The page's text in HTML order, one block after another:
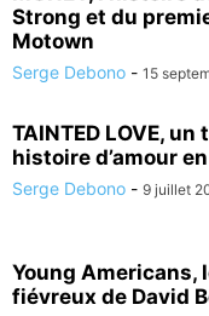
Strong et du
Motown
Serge Debono - 15
TAINTED LOVE,
histoire d’amour
Serge Debono - 9 juillet
Young Americans,
fiévreux de David